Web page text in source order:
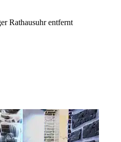
Rathausuhr entfernt